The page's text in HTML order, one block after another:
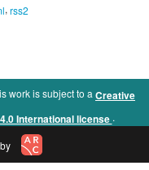
, rss2
work is subject to a Creative
International license .